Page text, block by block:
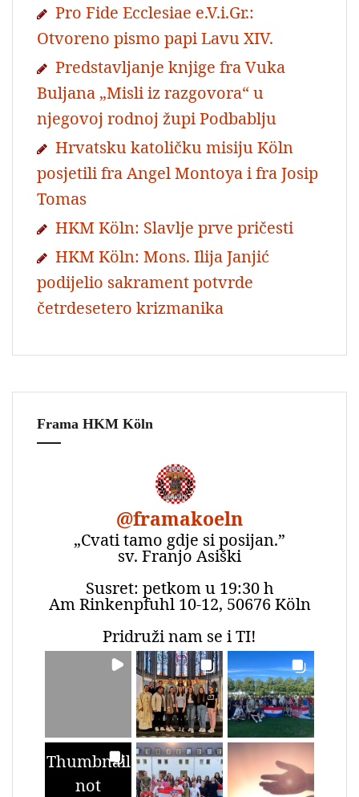
Pro Fide Ecclesiae e.V.i.Gr.:
Otvoreno pismo papi Lavu XIV.
Predstavljanje knjige fra Vuka
Buljana „Misli iz razgovora“ u
njegovoj rodnoj župi Podbablju
Hrvatsku katoličku misiju Köln
posjetili fra Angel Montoya i fra Josip
Tomas
HKM Köln: Slavlje prve pričesti
HKM Köln: Mons. Ilija Janjić
podijelio sakrament potvrde
četrdesetero krizmanika
Frama HKM Köln
@framakoeln
„Cvati tamo gdje si posijan.”
sv. Franjo Asiški
Susret: petkom u 19:30 h
Am Rinkenpfuhl 10-12, 50676 Köln
Pridruži nam se i TI!
Thumbnail
not